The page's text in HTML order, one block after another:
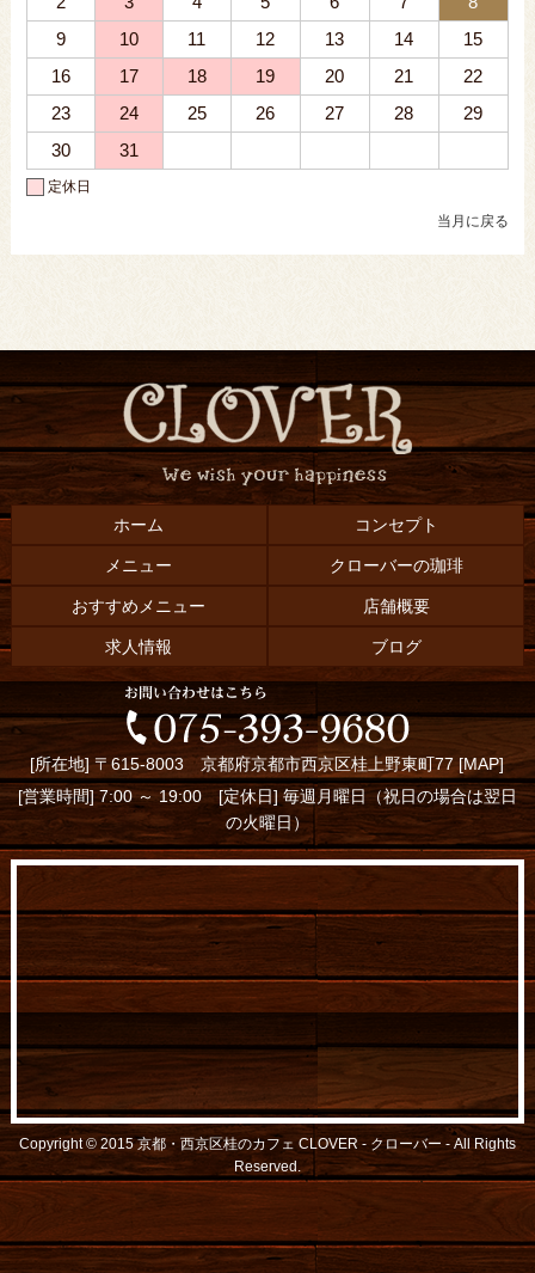
9
10 11 12 13 14
15
16
17 18 19 20 21
22
23
24 25 26 27 28
29
30
31
定休日
当月に戻る
ホーム コンセプト
メニュー クローバーの珈琲
おすすめメニュー 店舗概要
求人情報 ブログ
[所在地] 〒615-8003 京都府京都市西京区桂上野東町77 [MAP]
[営業時間] 7:00 ～ 19:00 [定休日] 毎週月曜日（祝日の場合は翌日
の火曜日）
Copyright © 2015京都・西京区桂のカフェ CLOVER - クローバー -All Rights
Reserved.